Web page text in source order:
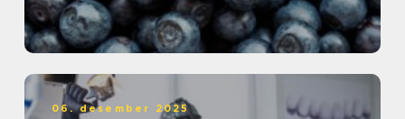
06. desember 2025